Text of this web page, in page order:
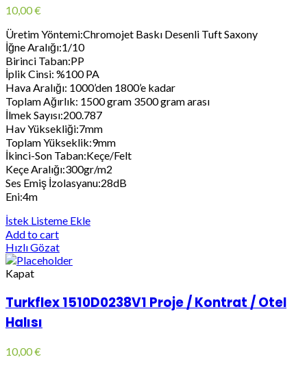
10,00€
Üretim Yöntemi:Chromojet Baskı Desenli Tuft Saxony
İğne Aralığı:1/10
Birinci Taban:PP
İplik Cinsi: %100 PA
Hava Aralığı: 1000’den 1800’e kadar
Toplam Ağırlık: 1500 gram 3500 gram arası
İlmek Sayısı:200.787
Hav Yüksekliği:7mm
Toplam Yükseklik:9mm
İkinci-Son Taban:Keçe/Felt
Keçe Aralığı:300gr/m2
Ses Emiş İzolasyanu:28dB
Eni:4m
İstek Listeme Ekle
Add to cart
Hızlı Gözat
Kapat
Turkflex 1510D0238V1 Proje / Kontrat / Otel
Halısı
10,00€